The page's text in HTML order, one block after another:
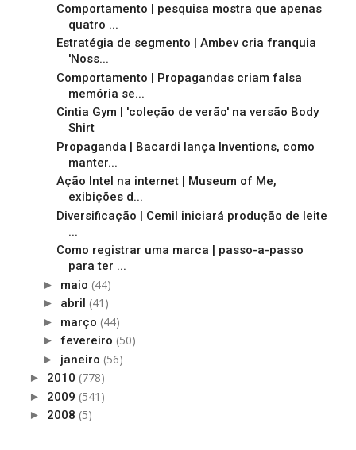
Comportamento | pesquisa mostra que apenas
quatro ...
Estratégia de segmento | Ambev cria franquia
'Noss...
Comportamento | Propagandas criam falsa
memória se...
Cintia Gym | 'coleção de verão' na versão Body
Shirt
Propaganda | Bacardi lança Inventions, como
manter...
Ação Intel na internet | Museum of Me,
exibições d...
Diversificação | Cemil iniciará produção de leite
...
Como registrar uma marca | passo-a-passo
para ter ...
► maio (44)
► abril (41)
► março (44)
► fevereiro (50)
► janeiro (56)
► 2010 (778)
► 2009 (541)
► 2008 (5)